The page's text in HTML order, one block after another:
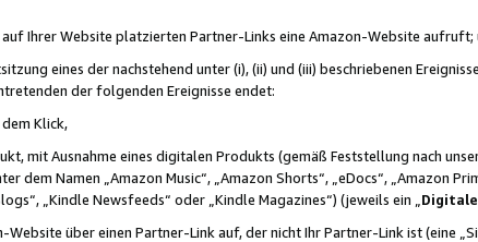
Ihrer Website platzierten Partner-Links eine Amazon-Website aufruft;
eines der nachstehend unter (i), (ii) und (iii) beschriebenen
der folgenden Ereignisse endet:
Klick,
mit Ausnahme eines digitalen Produkts (gemäß Feststellung nach
dem Namen „Amazon Music“, „Amazon Shorts“, „eDocs“, „Amazon
„Kindle Newsfeeds“ oder „Kindle Magazines“) (jeweils ein „
über einen Partner-Link auf, der nicht Ihr Partner-Link ist (eine